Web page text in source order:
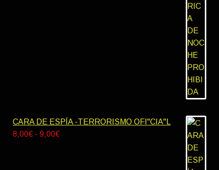
CARA DE ESPÍA -TERRORISMO OFI"CIA"L
8,00€ - 9,00€Rango